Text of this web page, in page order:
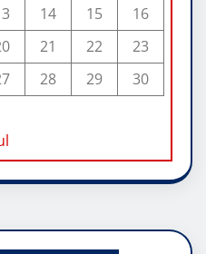
14 15
16
21 22
23
28 29
30